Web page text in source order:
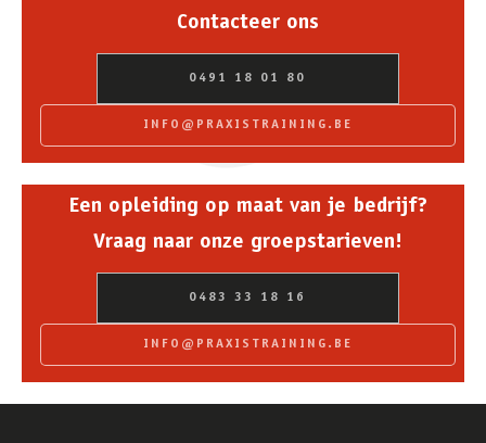
Contacteer ons
0491 18 01 80
INFO@PRAXISTRAINING.BE
Een opleiding op maat van je bedrijf?
Vraag naar onze groepstarieven!
0483 33 18 16
INFO@PRAXISTRAINING.BE